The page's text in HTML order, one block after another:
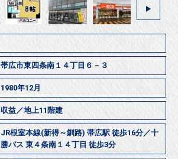
帯広市東四条南１４丁目６－３
1980年12月
収益／地上11階建
JR根室本線(新得～釧路) 帯広駅 徒歩16分／十
勝バス 東４条南１４丁目 徒歩3分